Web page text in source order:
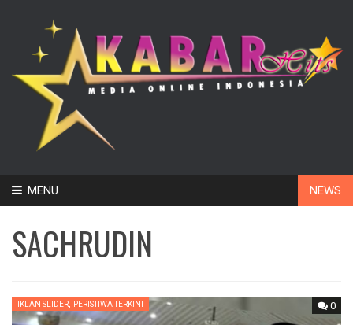
MENU NEWS
SACHRUDIN
0
IKLAN SLIDER PERISTIWA TERKINI